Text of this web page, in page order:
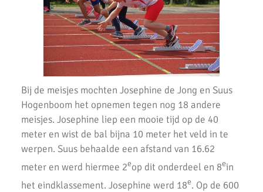
Bij de meisjes mochten Josephine de Jong en Suus
Hogenboom het opnemen tegen nog 18 andere
meisjes. Josephine liep een mooie tijd op de 40
meter en wist de bal bijna 10 meter het veld in te
werpen. Suus behaalde een afstand van 16.62
meter en werd hiermee 2eop dit onderdeel en 8ein
het eindklassement. Josephine werd 18e. Op de 600